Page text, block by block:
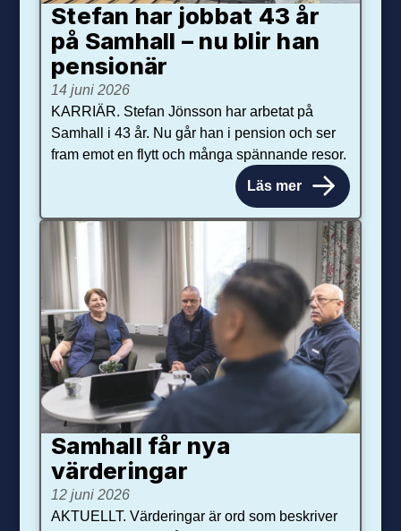
Stefan har jobbat 43 år
på Samhall – nu blir han
pensionär
14 juni 2026
KARRIÄR. Stefan Jönsson har arbetat på
Samhall i 43 år. Nu går han i pension och ser
fram emot en flytt och många spännande resor.
Läs mer
Samhall får nya
värdering­ar
12 juni 2026
AKTUELLT. Värderingar är ord som beskriver